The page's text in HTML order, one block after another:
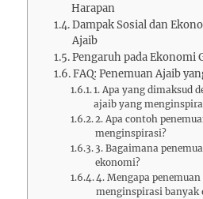
Harapan
Dampak Sosial dan
Ajaib
Pengaruh pada Ekonomi
FAQ: Penemuan Ajaib
1. Apa yang dimaksud
ajaib yang
2. Apa contoh
menginspirasi?
3. Bagaimana
ekonomi?
4. Mengapa
menginspirasi banyak